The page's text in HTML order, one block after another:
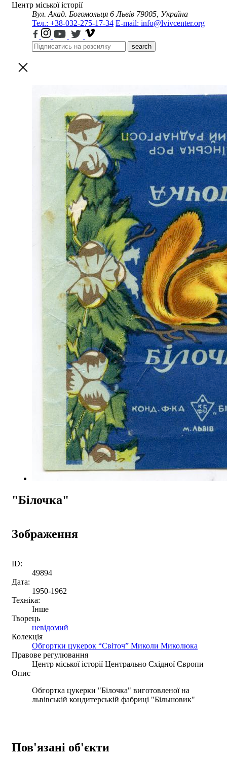
Центр міської історії
Вул. Акад. Богомольця 6 Львів 79005, Україна
Тел.: +38-032-275-17-34 E-mail: info@lvivcenter.org
search
"Білочка"
Зображення
ID:
49894
Дата:
1950-1962
Техніка:
Інше
Творець
невідомий
Колекція
Обгортки цукерок “Світоч” Миколи Миколюка
Правове регулювання
Центр міської історії Центрально Східної Європи
Опис
Обгортка цукерки "Білочка" виготовленої на
львівській кондитерській фабриці "Більшовик"
Пов'язані об'єкти